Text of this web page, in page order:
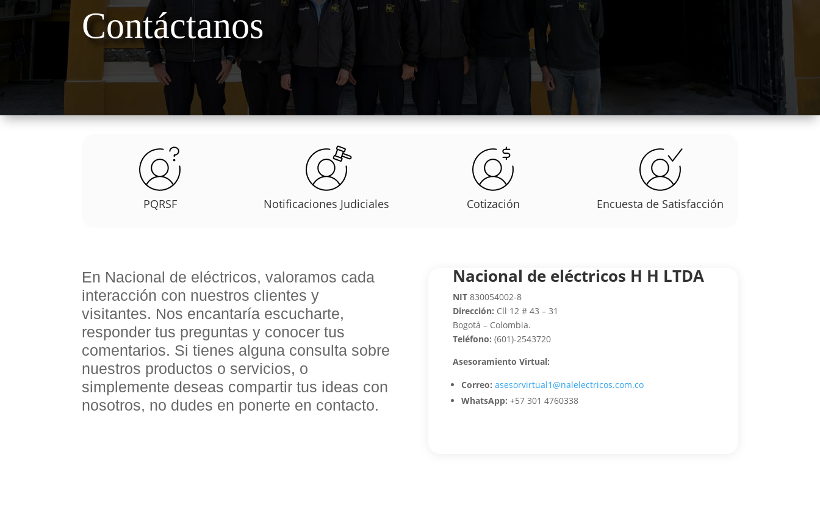
Contáctanos
PQRSF Notificaciones Judiciales Cotización Encuesta de Satisfacción
En Nacional de eléctricos, valoramos cada
interacción con nuestros clientes y
visitantes. Nos encantaría escucharte,
responder tus preguntas y conocer tus
comentarios. Si tienes alguna consulta sobre
nuestros productos o servicios, o
simplemente deseas compartir tus ideas con
nosotros, no dudes en ponerte en contacto.
Nacional de eléctricos H H LTDA
NIT830054002-8
Dirección: Cll 12 # 43 – 31
Bogotá – Colombia.
Teléfono: (601)-2543720
Asesoramiento Virtual:
Correo: asesorvirtual1@nalelectricos.com.co
WhatsApp: +57 301 4760338